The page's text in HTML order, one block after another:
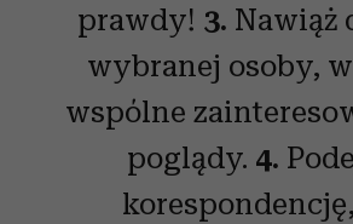
prawdy! 3. Nawiąż
wybranej osoby,
wspólne
poglądy. 4.